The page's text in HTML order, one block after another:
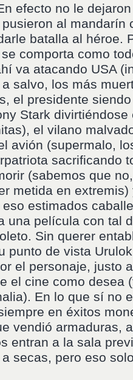
efecto no le
al mandarín
batalla al héroe.
comporta como
va atacando USA
salvo, los más
el presidente
Stark
el vilano
avión (supermalo,
sacrificando
(sabemos que
metida en
eso estimados
una película con tal
Sin querer
punto de vista
el personaje, justo
el cine como desea
En lo que sí no
en éxitos
vendió armaduras,
entran a la sala
secas, pero eso